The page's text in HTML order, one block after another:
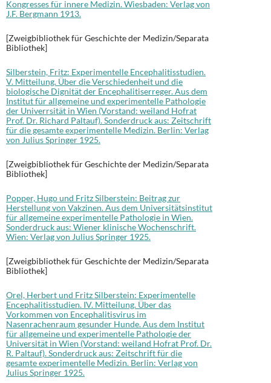
Kongresses für innere Medizin. Wiesbaden: Verlag von
J.F. Bergmann 1913.
[Zweigbibliothek für Geschichte der Medizin/Separata
Bibliothek]
Silberstein, Fritz: Experimentelle Encephalitisstudien.
V. Mitteilung. Über die Verschiedenheit und die
biologische Dignität der Encephalitiserreger. Aus dem
Institut für allgemeine und experimentelle Pathologie
der Univerrsität in Wien (Vorstand: weiland Hofrat
Prof. Dr. Richard Paltauf). Sonderdruck aus: Zeitschrift
für die gesamte experimentelle Medizin. Berlin: Verlag
von Julius Springer 1925.
[Zweigbibliothek für Geschichte der Medizin/Separata
Bibliothek]
Popper, Hugo und Fritz Silberstein: Beitrag zur
Herstellung von Vakzinen. Aus dem Universitätsinstitut
für allgemeine experimentelle Pathologie in Wien.
Sonderdruck aus: Wiener klinische Wochenschrift.
Wien: Verlag von Julius Springer 1925.
[Zweigbibliothek für Geschichte der Medizin/Separata
Bibliothek]
Orel, Herbert und Fritz Silberstein: Experimentelle
Encephalitisstudien. IV. Mitteilung. Über das
Vorkommen von Encephalitisvirus im
Nasenrachenraum gesunder Hunde. Aus dem Institut
für allgemeine und experimentelle Pathologie der
Universität in Wien (Vorstand: weiland Hofrat Prof. Dr.
R. Paltauf). Sonderdruck aus: Zeitschrift für die
gesamte experimentelle Medizin. Berlin: Verlag von
Julius Springer 1925.